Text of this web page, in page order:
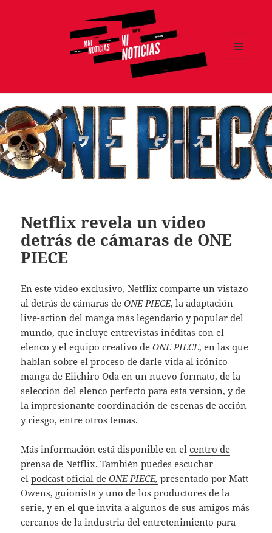
Netflix revela un video
detrás de cámaras de ONE
PIECE
En este video exclusivo, Netflix comparte un vistazo
al detrás de cámaras deONE PIECE, la adaptación
live-action del manga más legendario y popular del
mundo, que incluye entrevistas inéditas con el
elenco y el equipo creativo deONE PIECE, en las que
hablan sobre el proceso de darle vida al icónico
manga de Eiichirō Oda en un nuevo formato, de la
selección del elenco perfecto para esta versión, y de
la impresionante coordinación de escenas de acción
y riesgo, entre otros temas.
Más información está disponible en elcentro de
prensa de Netflix. También puedes escuchar
elpodcast oficial deONE PIECE, presentado por Matt
Owens, guionista y uno de los productores de la
serie, y en el que invita a algunos de sus amigos más
cercanos de la industria del entretenimiento para